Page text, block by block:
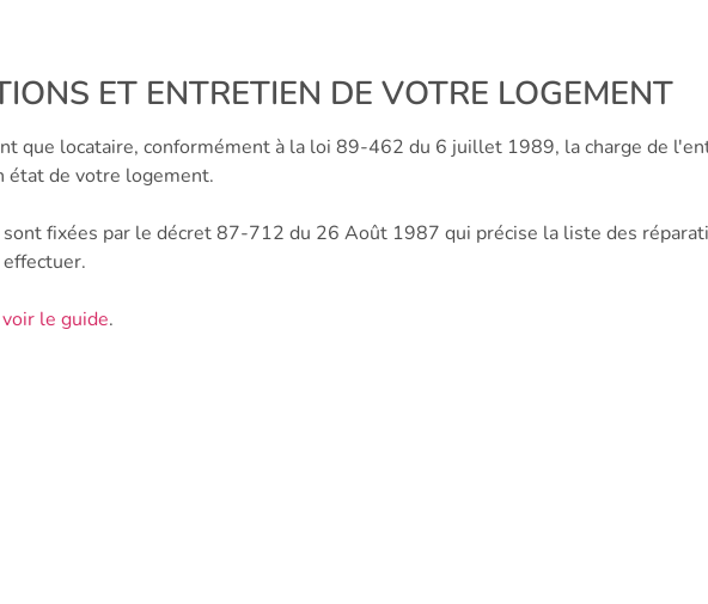
ET ENTRETIEN DE VOTRE LOGEMENT
que locataire, conformément à la loi 89-462 du 6 juillet 1989, la charge de
état de votre logement.
fixées par le décret 87-712 du 26 Août 1987 qui précise la liste des
le guide.